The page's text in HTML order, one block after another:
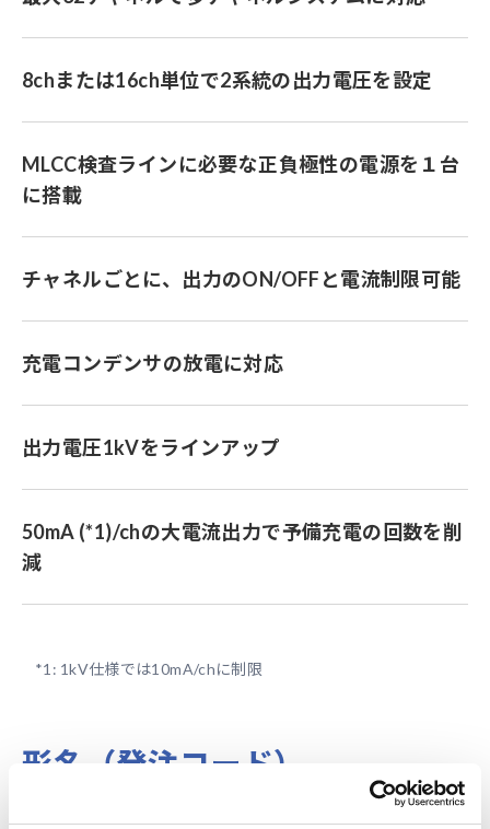
8chまたは16ch単位で2系統の出力電圧を設定
MLCC検査ラインに必要な正負極性の電源を１台
に搭載
チャネルごとに、出力のON/OFFと電流制限可能
充電コンデンサの放電に対応
出力電圧1kVをラインアップ
50mA (*1)/chの大電流出力で予備充電の回数を削
減
*1: 1kV仕様では10mA/chに制限
形名（発注コード）